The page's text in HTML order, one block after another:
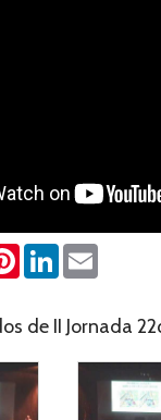
PinterestLinkedIn
de II Jornada